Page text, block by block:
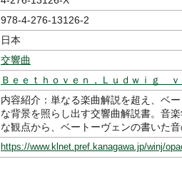
978-4-276-13126-2
日本
交響曲
Ｂｅｅｔｈｏｖｅｎ，Ｌｕｄｗｉｇ
内容紹介：単なる楽曲解説を超え、ベ
な背景を照らし出す交響曲解説書。音
な観点から、ベートーヴェンの書いた
https://www.klnet.pref.kanagawa.jp/winj/